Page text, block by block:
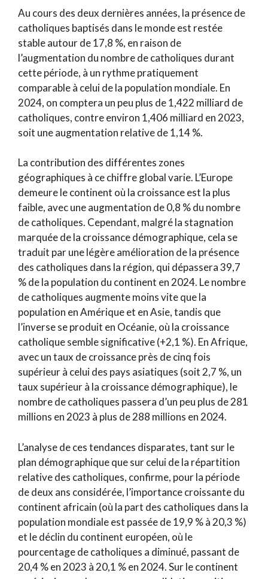
Au cours des deux dernières années, la présence de
catholiques baptisés dans le monde est restée
stable autour de 17,8 %, en raison de
l’augmentation du nombre de catholiques durant
cette période, à un rythme pratiquement
comparable à celui de la population mondiale. En
2024, on comptera un peu plus de 1,422 milliard de
catholiques, contre environ 1,406 milliard en 2023,
soit une augmentation relative de 1,14 %.
La contribution des différentes zones
géographiques à ce chiffre global varie. L’Europe
demeure le continent où la croissance est la plus
faible, avec une augmentation de 0,8 % du nombre
de catholiques. Cependant, malgré la stagnation
marquée de la croissance démographique, cela se
traduit par une légère amélioration de la présence
des catholiques dans la région, qui dépassera 39,7
% de la population du continent en 2024. Le nombre
de catholiques augmente moins vite que la
population en Amérique et en Asie, tandis que
l’inverse se produit en Océanie, où la croissance
catholique semble significative (+2,1 %). En Afrique,
avec un taux de croissance près de cinq fois
supérieur à celui des pays asiatiques (soit 2,7 %, un
taux supérieur à la croissance démographique), le
nombre de catholiques passera d’un peu plus de 281
millions en 2023 à plus de 288 millions en 2024.
L’analyse de ces tendances disparates, tant sur le
plan démographique que sur celui de la répartition
relative des catholiques, confirme, pour la période
de deux ans considérée, l’importance croissante du
continent africain (où la part des catholiques dans la
population mondiale est passée de 19,9 % à 20,3 %)
et le déclin du continent européen, où le
pourcentage de catholiques a diminué, passant de
20,4 % en 2023 à 20,1 % en 2024. Sur le continent